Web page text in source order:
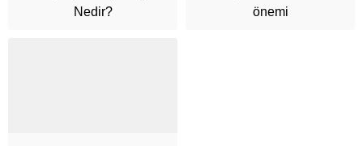
Nedir?
önemi